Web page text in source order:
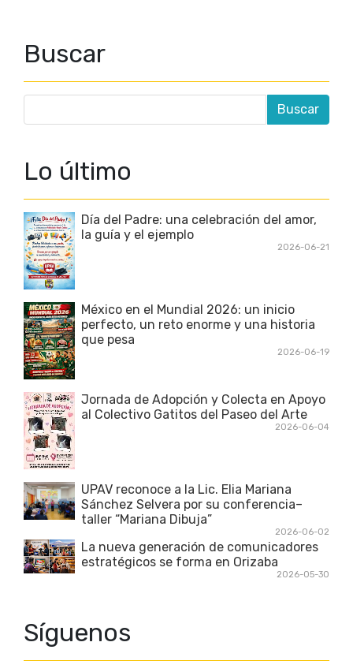
Buscar
Lo último
Día del Padre: una celebración del amor,
la guía y el ejemplo
2026-06-21
México en el Mundial 2026: un inicio
perfecto, un reto enorme y una historia
que pesa
2026-06-19
Jornada de Adopción y Colecta en Apoyo
al Colectivo Gatitos del Paseo del Arte
2026-06-04
UPAV reconoce a la Lic. Elia Mariana
Sánchez Selvera por su conferencia–
taller “Mariana Dibuja”
2026-06-02
La nueva generación de comunicadores
estratégicos se forma en Orizaba
2026-05-30
Síguenos